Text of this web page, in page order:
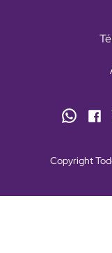
Copyright